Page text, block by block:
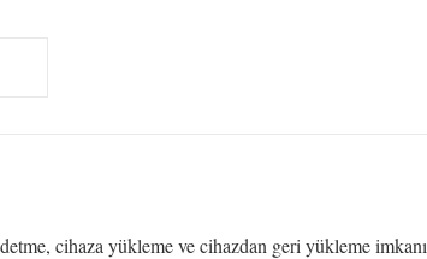
cihaza yükleme ve cihazdan geri yükleme imkanı